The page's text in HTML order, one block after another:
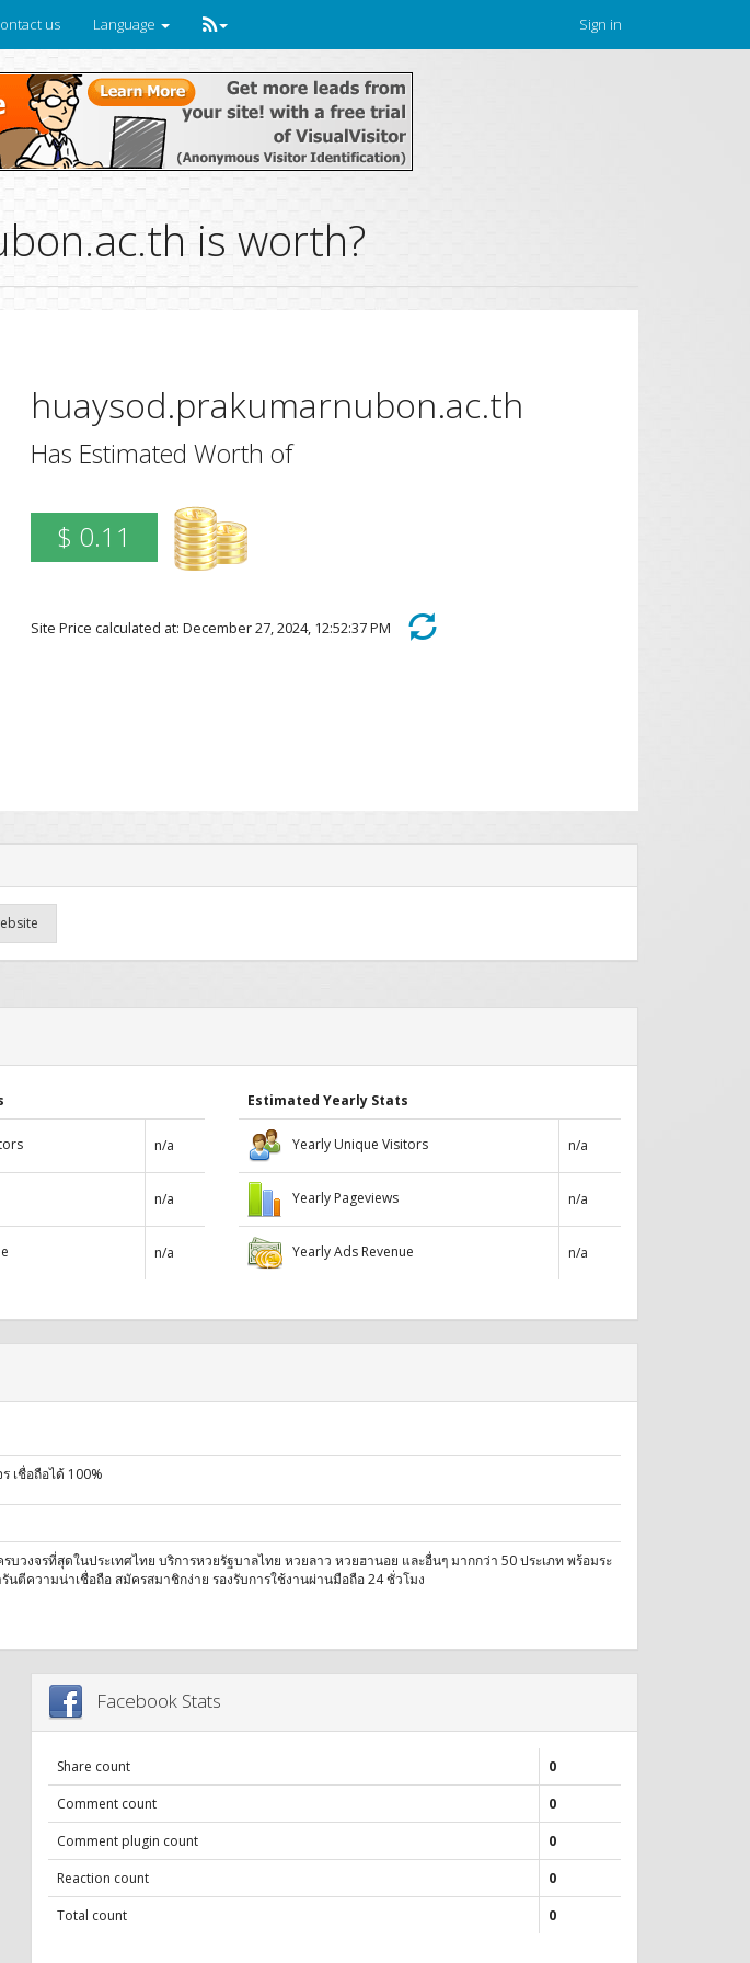
us Language Sign in
is worth?
huaysod.prakumarnubon.ac.th
Has Estimated Worth of
$ 0.11
Site Price calculated at: December 27, 2024, 12:52:37 PM
n/a
n/a
n/a
Estimated Yearly Stats
Yearly Unique Visitors n/a
Yearly Pageviews n/a
Yearly Ads Revenue n/a
เชื่อถือได้ 100%
วงจรที่สุดในประเทศไทย บริการหวยรัฐบาลไทย หวยลาว หวยฮานอย และอื่นๆ มากกว่า 50 ประเภท พร้อมระ
นตีความน่าเชื่อถือ สมัครสมาชิกง่าย รองรับการใช้งานผ่านมือถือ 24 ชั่วโมง
Facebook Stats
Share count
0
Comment count
0
Comment plugin count
0
Reaction count
0
Total count
0